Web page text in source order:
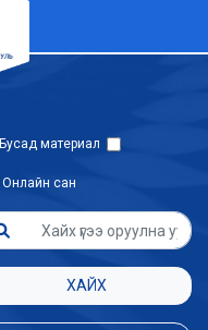
Бусад материал
Онлайн сан
ХАЙХ